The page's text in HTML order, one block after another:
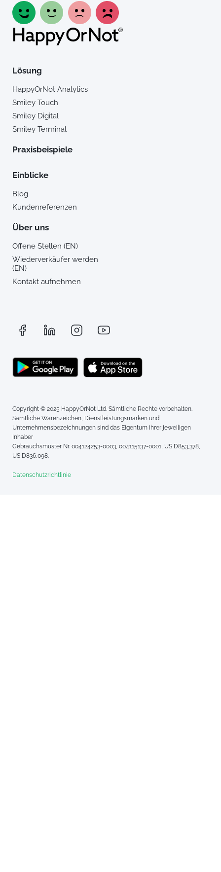
Lösung
HappyOrNot Analytics
Smiley Touch
Smiley Digital
Smiley Terminal
Praxisbeispiele
Einblicke
Blog
Kundenreferenzen
Über uns
Offene Stellen (EN)
Wiederverkäufer werden
(EN)
Kontakt aufnehmen
Copyright © 2025 HappyOrNot Ltd. Sämtliche Rechte vorbehalten.
Sämtliche Warenzeichen, Dienstleistungsmarken und
Unternehmensbezeichnungen sind das Eigentum ihrer jeweiligen
Inhaber
Gebrauchsmuster Nr. 004124253-0003, 004115137-0001, US D853,378,
US D836,098.
Datenschutzrichtlinie